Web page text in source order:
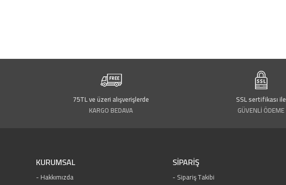
75TL ve üzeri alışverişlerde
KARGO BEDAVA
SSL sertifikası ile
GÜVENLİ ÖDEME
KURUMSAL
Hakkımızda
SİPARİŞ
Sipariş Takibi